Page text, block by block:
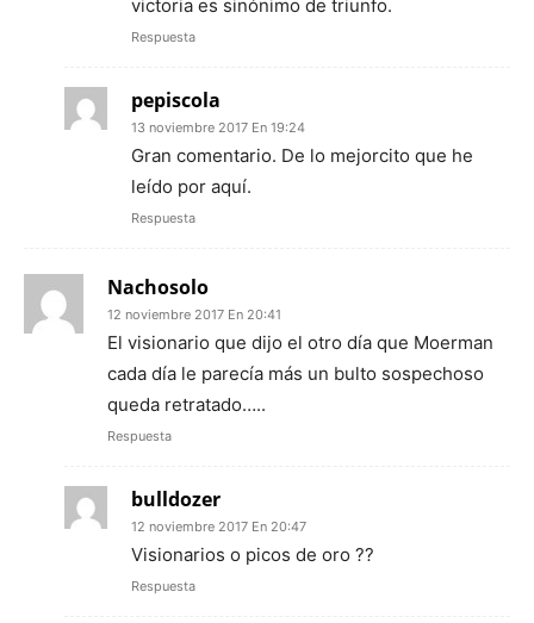
victoria es sinónimo de triunfo.
Respuesta
pepiscola
13 noviembre 2017 En 19:24
Gran comentario. De lo mejorcito que he
leído por aquí.
Respuesta
Nachosolo
12 noviembre 2017 En 20:41
El visionario que dijo el otro día que Moerman
cada día le parecía más un bulto sospechoso
queda retratado…..
Respuesta
bulldozer
12 noviembre 2017 En 20:47
Visionarios o picos de oro ??
Respuesta